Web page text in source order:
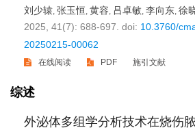
刘少辕, 张玉恒, 黄容, 吕卓敏, 李向东, 徐
2025, 41(7): 688-697. doi: 10.3760/
20250215-00062
在线阅读 PDF 施引文献
综述
外泌体多组学分析技术在烧伤